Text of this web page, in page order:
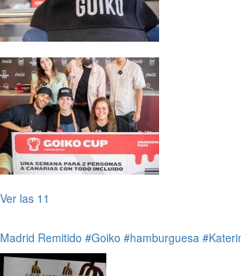
Ver las 11
Madrid Remitido #Goiko #hamburguesa